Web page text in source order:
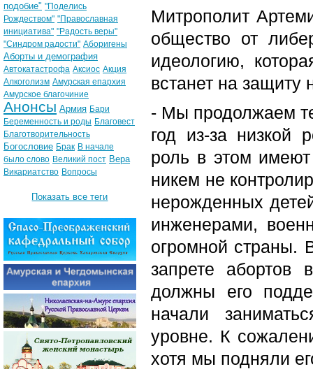
Митрополит
общество от
идеологию,
встанет на
- Мы продолжаем
год из-за низкой
роль в этом
никем не
нерожденных
инженерами,
огромной страны.
запрете
должны его
начали
уровне. К
хотя мы подняли
подобие" "Поделись
Рождеством" "Православная
инициатива" "Радость веры"
"Синдром радости" Аборигены
Аборты и демография
Автокатастрофа Аксиос Акция
Алкоголизм Амурская епархия
Амурское благочиние
Анонсы Армия Бари
Беременность и роды Благовест
Благотворительность
Богословие Брак В начале
было слово Великий пост Вера
Викариатство Вопросы
Показать все теги